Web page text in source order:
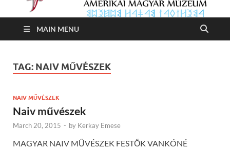
MAIN MENU
TAG: NAIV MŰVÉSZEK
NAIV MŰVÉSZEK
Naiv művészek
March 20, 2015 - by Kerkay Emese
MAGYAR NAIV MŰVÉSZEK FESTŐK VANKÓNÉ